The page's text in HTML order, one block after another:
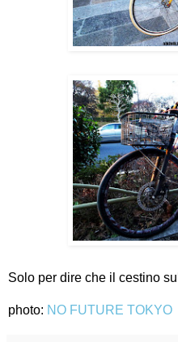
Solo per dire che il cestino
photo: NO FUTURE TOKYO